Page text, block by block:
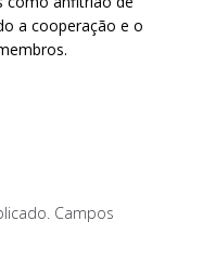
a cooperação e o
Campos